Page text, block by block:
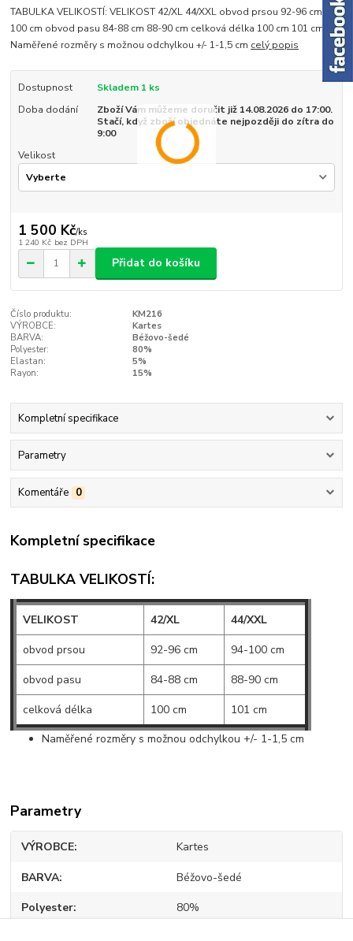
TABULKA VELIKOSTÍ: VELIKOST 42/XL 44/XXL obvod prsou 92-96 cm 94-
100 cm obvod pasu 84-88 cm 88-90 cm celková délka 100 cm 101 cm
Naměřené rozměry s možnou odchylkou +/- 1-1,5 cm celý popis
Dostupnost
Skladem 1 ks
Doba dodání
Zboží Vám můžeme doručit již 14.08.2026 do 17:00.
Stačí, když zboží objednáte nejpozději do zítra do
9:00
Velikost
1 500 Kč/ks
1 240 Kč bez DPH
Přidat do košíku
Číslo produktu:
KM216
VÝROBCE:
Kartes
BARVA:
Béžovo-šedé
Polyester:
80%
Elastan:
5%
Rayon:
15%
Kompletní specifikace
Parametry
Komentáře 0
Kompletní specifikace
TABULKA VELIKOSTÍ:
VELIKOST 42/XL
44/XXL
obvod prsou
92-96 cm
94-100 cm
obvod pasu
84-88 cm
88-90 cm
celková délka
100 cm
101 cm
Naměřené rozměry s možnou odchylkou +/- 1-1,5 cm
Parametry
VÝROBCE Kartes
BARVA Béžovo-šedé
Polyester 80%